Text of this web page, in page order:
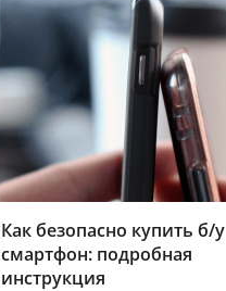
Как безопасно купить б/у
смартфон: подробная
инструкция